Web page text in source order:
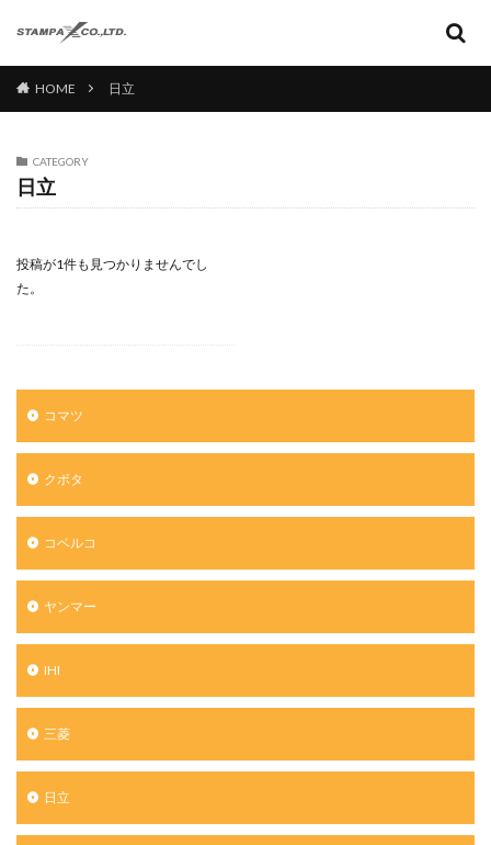
HOME 日立
CATEGORY
日立
投稿が1件も見つかりませんでし
た。
コマツ
クボタ
コベルコ
ヤンマー
IHI
三菱
日立